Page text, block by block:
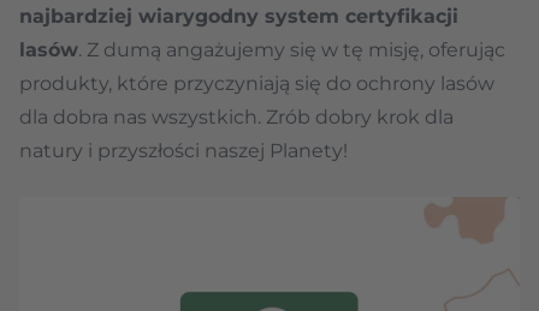
najbardziej wiarygodny system certyfikacji
lasów. Z dumą angażujemy się w tę misję, oferując
produkty, które przyczyniają się do ochrony lasów
dla dobra nas wszystkich. Zrób dobry krok dla
natury i przyszłości naszej Planety!